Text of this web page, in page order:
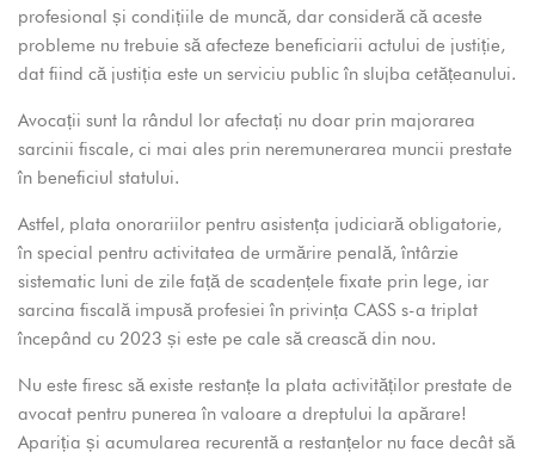
profesional și condițiile de muncă, dar consideră că aceste
probleme nu trebuie să afecteze beneficiarii actului de justiție,
dat fiind că justiția este un serviciu public în slujba cetățeanului.
Avocații sunt la rândul lor afectați nu doar prin majorarea
sarcinii fiscale, ci mai ales prin neremunerarea muncii prestate
în beneficiul statului.
Astfel, plata onorariilor pentru asistența judiciară obligatorie,
în special pentru activitatea de urmărire penală, întârzie
sistematic luni de zile față de scadențele fixate prin lege, iar
sarcina fiscală impusă profesiei în privința CASS s-a triplat
începând cu 2023 și este pe cale să crească din nou.
Nu este firesc să existe restanțe la plata activităților prestate de
avocat pentru punerea în valoare a dreptului la apărare!
Apariția și acumularea recurentă a restanțelor nu face decât să